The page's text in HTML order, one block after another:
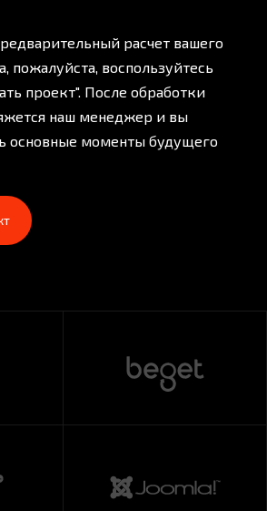
расчет вашего
пожалуйста, воспользуйтесь
проект". После обработки
наш менеджер и вы
основные моменты будущего